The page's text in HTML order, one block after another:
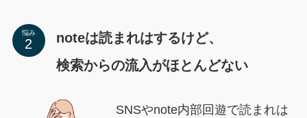
悩み
noteは読まれはするけど、
検索からの流入がほとんどない
SNSやnote内部回遊で読まれは